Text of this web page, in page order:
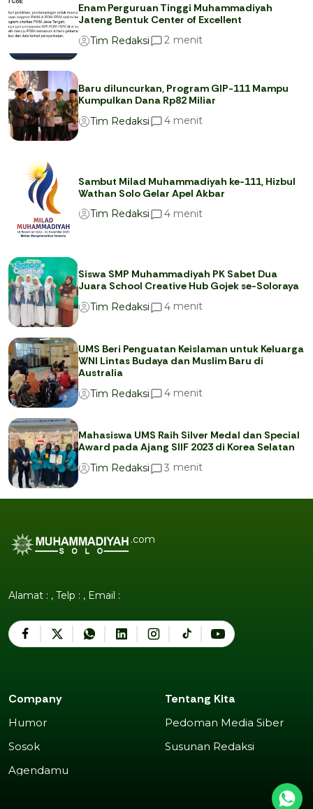
Enam Perguruan Tinggi Muhammadiyah
Jateng Bentuk Center of Excellent
Tim Redaksi
2 menit
Baru diluncurkan, Program GIP-111 Mampu
Kumpulkan Dana Rp82 Miliar
Tim Redaksi
4 menit
Sambut Milad Muhammadiyah ke-111, Hizbul
Wathan Solo Gelar Apel Akbar
Tim Redaksi
4 menit
Siswa SMP Muhammadiyah PK Sabet Dua
Juara School Creative Hub Gojek se-Soloraya
Tim Redaksi
4 menit
UMS Beri Penguatan Keislaman untuk Keluarga
WNI Lintas Budaya dan Muslim Baru di
Australia
Tim Redaksi
4 menit
Mahasiswa UMS Raih Silver Medal dan Special
Award pada Ajang SIIF 2023 di Korea Selatan
Tim Redaksi
3 menit
.com
Alamat : , Telp : , Email :
Company
Humor
Sosok
Agendamu
Tentang Kita
Pedoman Media Siber
Susunan Redaksi